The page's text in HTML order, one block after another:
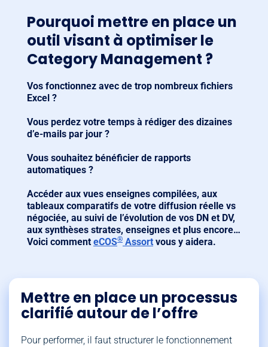
Pourquoi mettre en place un
outil visant à optimiser le
Category Management ?
Vos fonctionnez avec de trop nombreux fichiers
Excel ?
Vous perdez votre temps à rédiger des dizaines
d’e-mails par jour ?
Vous souhaitez bénéficier de rapports
automatiques ?
Accéder aux vues enseignes compilées, aux
tableaux comparatifs de votre diffusion réelle vs
négociée, au suivi de l’évolution de vos DN et DV,
aux synthèses strates, enseignes et plus encore…
Voici comment eCOS® Assort vous y aidera.
Mettre en place un processus
clarifié autour de l’offre
Pour performer, il faut structurer le fonctionnement